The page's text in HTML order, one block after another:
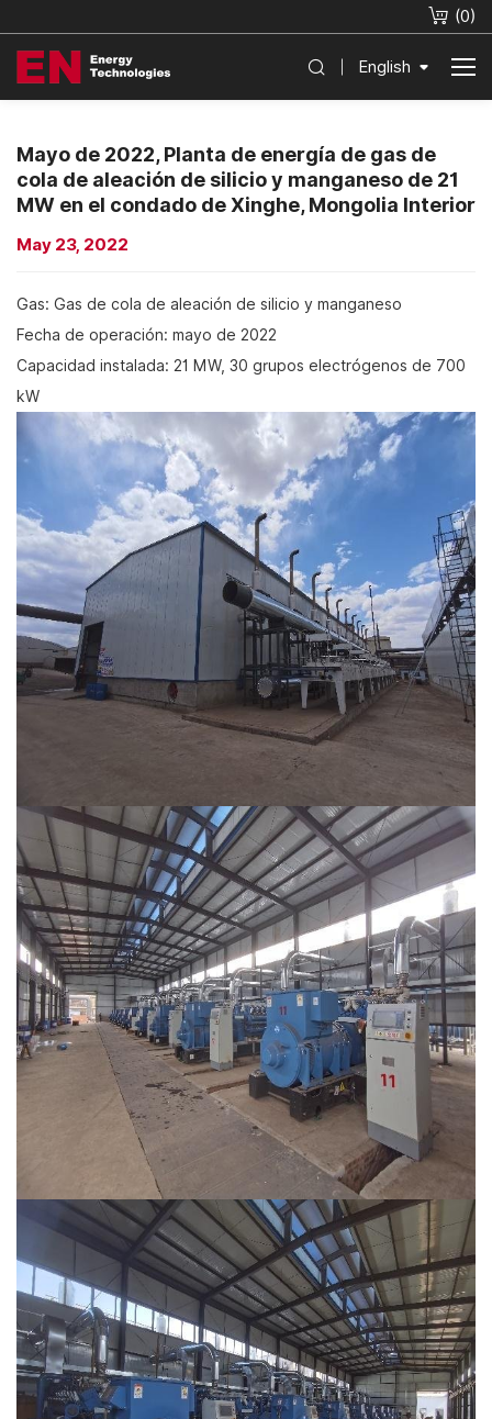
(0)
English
Mayo de 2022, Planta de energía de gas de
cola de aleación de silicio y manganeso de 21
MW en el condado de Xinghe, Mongolia Interior
May 23, 2022
Gas: Gas de cola de aleación de silicio y manganeso
Fecha de operación: mayo de 2022
Capacidad instalada: 21 MW, 30 grupos electrógenos de 700
kW